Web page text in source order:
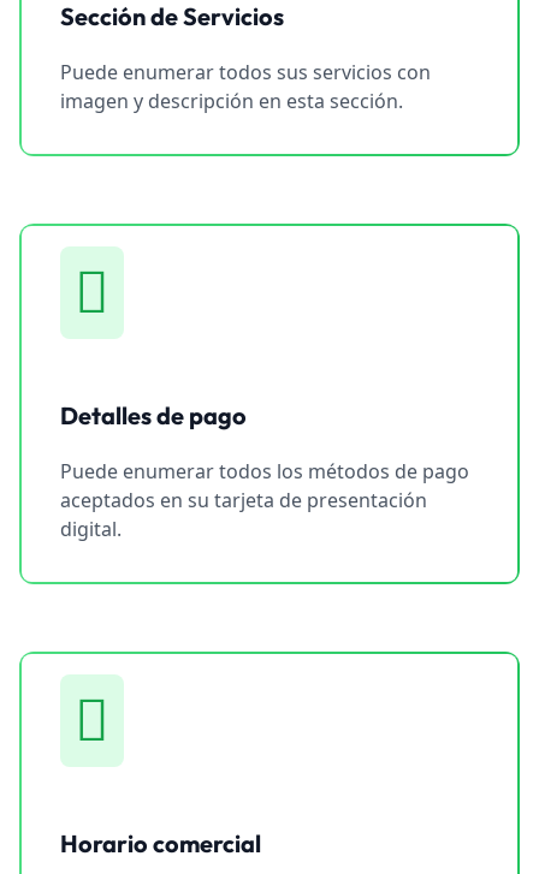
Sección de Servicios
Puede enumerar todos sus servicios con
imagen y descripción en esta sección.
Detalles de pago
Puede enumerar todos los métodos de pago
aceptados en su tarjeta de presentación
digital.
Horario comercial